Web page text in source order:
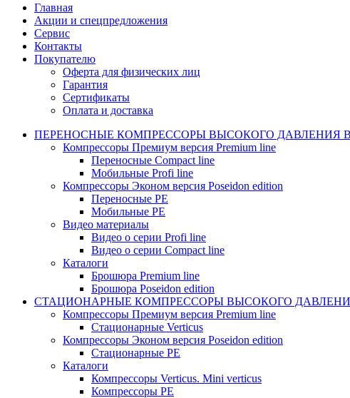
Главная
Акции и спецпредложения
Сервис
Контакты
Покупателю
Оферта для физических лиц
Гарантия
Сертификаты
Оплата и доставка
ПЕРЕНОСНЫЕ КОМПРЕССОРЫ ВЫСОКОГО ДАВЛЕНИЯ
Компрессоры Премиум версия Premium line
Переносные Compact line
Мобильные Profi line
Компрессоры Эконом версия Poseidon edition
Переносные PE
Мобильные PE
Видео материалы
Видео о серии Profi line
Видео о серии Compact line
Каталоги
Брошюра Premium line
Брошюра Poseidon edition
СТАЦИОНАРНЫЕ КОМПРЕССОРЫ ВЫСОКОГО
Компрессоры Премиум версия Premium line
Стационарные Verticus
Компрессоры Эконом версия Poseidon edition
Стационарные PE
Каталоги
Компрессоры Verticus. Mini verticus
Компрессоры PE